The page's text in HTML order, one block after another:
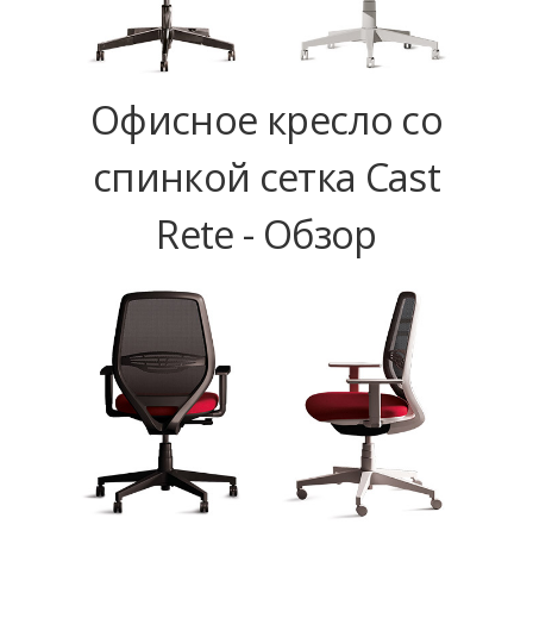
Офисное кресло со
спинкой сетка Cast
Rete - Обзор